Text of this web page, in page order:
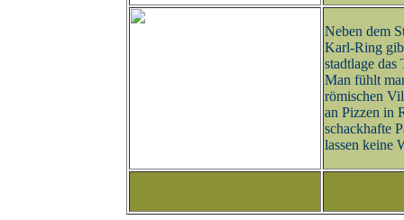
Neben dem
Karl-Ring
stadtlage das
Man fühlt
römischen
an Pizzen in
schackhafte
lassen keine